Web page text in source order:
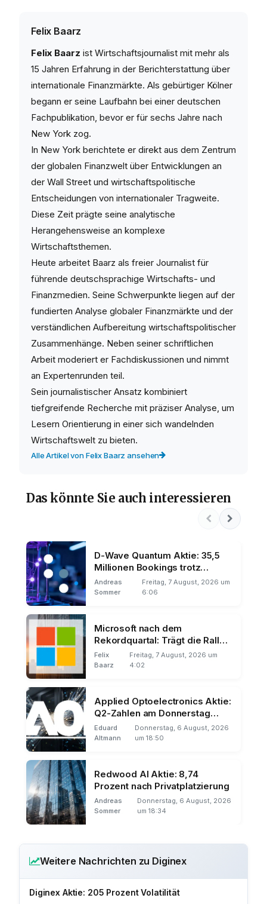
Felix Baarz
Felix Baarz ist Wirtschaftsjournalist mit mehr als
15 Jahren Erfahrung in der Berichterstattung über
internationale Finanzmärkte. Als gebürtiger Kölner
begann er seine Laufbahn bei einer deutschen
Fachpublikation, bevor er für sechs Jahre nach
New York zog.
In New York berichtete er direkt aus dem Zentrum
der globalen Finanzwelt über Entwicklungen an
der Wall Street und wirtschaftspolitische
Entscheidungen von internationaler Tragweite.
Diese Zeit prägte seine analytische
Herangehensweise an komplexe
Wirtschaftsthemen.
Heute arbeitet Baarz als freier Journalist für
führende deutschsprachige Wirtschafts- und
Finanzmedien. Seine Schwerpunkte liegen auf der
fundierten Analyse globaler Finanzmärkte und der
verständlichen Aufbereitung wirtschaftspolitischer
Zusammenhänge. Neben seiner schriftlichen
Arbeit moderiert er Fachdiskussionen und nimmt
an Expertenrunden teil.
Sein journalistischer Ansatz kombiniert
tiefgreifende Recherche mit präziser Analyse, um
Lesern Orientierung in einer sich wandelnden
Wirtschaftswelt zu bieten.
Alle Artikel von Felix Baarz ansehen
Das könnte Sie auch interessieren
D-Wave Quantum Aktie: 35,5
Millionen Bookings trotz
Umsatz-Miss
Andreas
Sommer
Freitag, 7 August, 2026 um
6:06
Microsoft nach dem
Rekordquartal: Trägt die Rally
über den 11. August hinaus?
Felix
Baarz
Freitag, 7 August, 2026 um
4:02
Applied Optoelectronics Aktie:
Q2-Zahlen am Donnerstag
nach US-Börsenschluss
Eduard
Altmann
Donnerstag, 6 August, 2026
um 18:50
Redwood AI Aktie: 8,74
Prozent nach Privatplatzierung
Andreas
Sommer
Donnerstag, 6 August, 2026
um 18:34
Weitere Nachrichten zu Diginex
Diginex Aktie: 205 Prozent Volatilität